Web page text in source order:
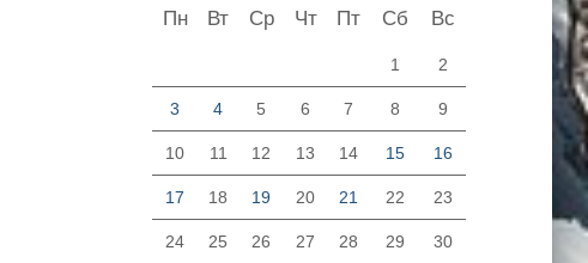
Пн Вт Ср Чт Пт Сб Вс
1 2
3 4 5 6 7 8 9
10 11 12 13 14 15 16
17 18 19 20 21 22 23
24 25 26 27 28 29 30